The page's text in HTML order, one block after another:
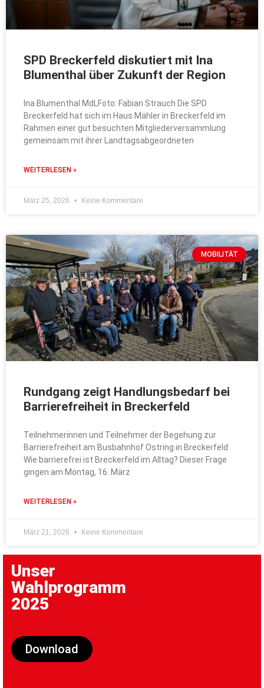
SPD Breckerfeld diskutiert mit Ina
Blumenthal über Zukunft der Region
Ina Blumenthal MdLFoto: Fabian Strauch Die SPD
Breckerfeld hat sich im Haus Mähler in Breckerfeld im
Rahmen einer gut besuchten Mitgliederversammlung
gemeinsam mit ihrer Landtagsabgeordneten
WEITERLESEN »
März 25, 2026 Keine Kommentare
MOBILITÄT
Rundgang zeigt Handlungsbedarf bei
Barrierefreiheit in Breckerfeld
Teilnehmerinnen und Teilnehmer der Begehung zur
Barrierefreiheit am Busbahnhof Ostring in Breckerfeld.
Wie barrierefrei ist Breckerfeld im Alltag? Dieser Frage
gingen am Montag, 16. März
WEITERLESEN »
März 21, 2026 Keine Kommentare
Unser
Wahlprogramm
2025
Download